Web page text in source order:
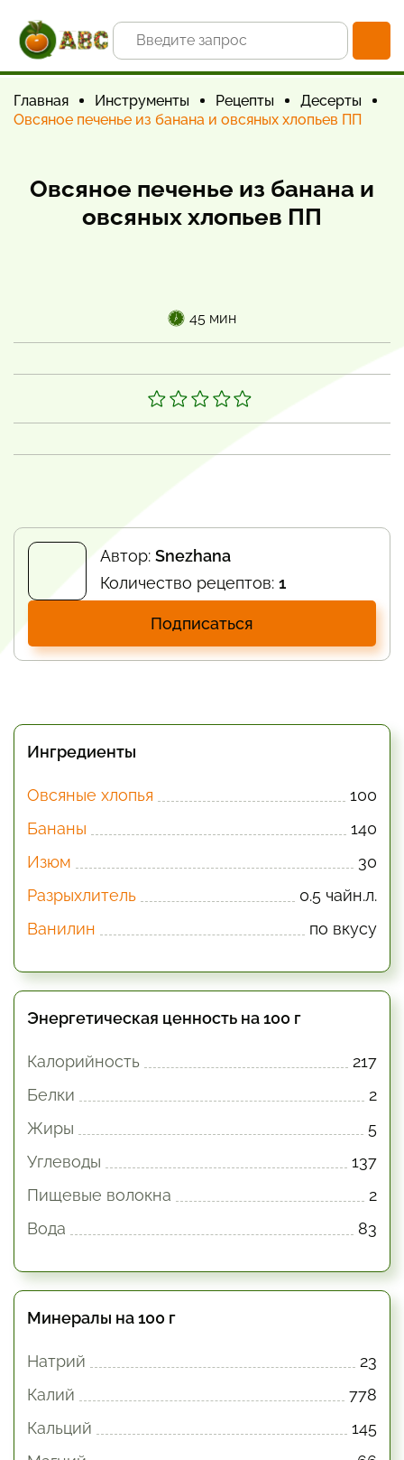
Главная Инструменты Рецепты
Десерты
Овсяное печенье из банана и овсяных хлопьев ПП
Овсяное печенье из банана и
овсяных хлопьев ПП
45 мин
Автор: Snezhana
Количество рецептов: 1
Подписаться
Ингредиенты
Овсяные хлопья
100
Бананы
140
Изюм
30
Разрыхлитель
0.5 чайн.л.
Ванилин
по вкусу
Энергетическая ценность на 100 г
Калорийность
217
Белки
2
Жиры
5
Углеводы
137
Пищевые волокна
2
Вода
83
Минералы на 100 г
Натрий
23
Калий
778
Кальций
145